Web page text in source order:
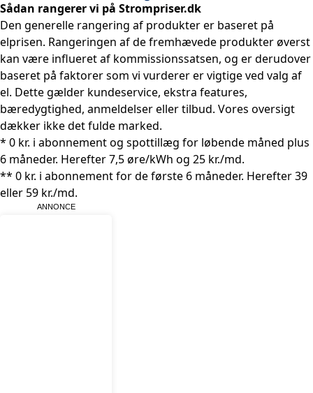
Sådan rangerer vi på Strompriser.dk
Den generelle rangering af produkter er baseret på
elprisen. Rangeringen af de fremhævede produkter øverst
kan være influeret af kommissionssatsen, og er derudover
baseret på faktorer som vi vurderer er vigtige ved valg af
el. Dette gælder kundeservice, ekstra features,
bæredygtighed, anmeldelser eller tilbud. Vores oversigt
dækker ikke det fulde marked.
* 0 kr. i abonnement og spottillæg for løbende måned plus
6 måneder. Herefter 7,5 øre/kWh og 25 kr./md.
** 0 kr. i abonnement for de første 6 måneder. Herefter 39
eller 59 kr./md.
ANNONCE